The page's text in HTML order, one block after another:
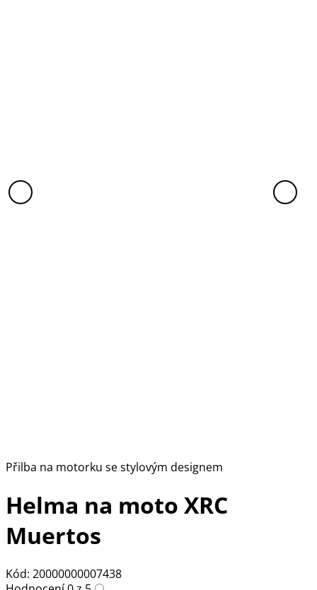
Přilba na motorku se stylovým designem
Helma na moto XRC
Muertos
Kód: 20000000007438